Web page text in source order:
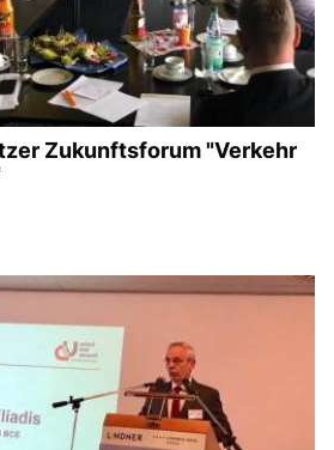
Zukunftsforum "Verkehr